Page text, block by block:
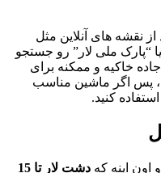
از نقشه های آنلاین مثل
“پارک ملی لار” رو جستجو
خاکیه و ممکنه برای
پس اگر ماشین مناسب
کنید.
اینه که
دشت لار تا 15